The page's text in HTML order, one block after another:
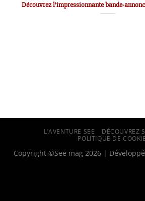
Découvrez l’impressionnante bande-
L’AVENTURE SEE
DÉCOUVREZ
POLITIQUE DE
Copyright ©See mag 2026 |